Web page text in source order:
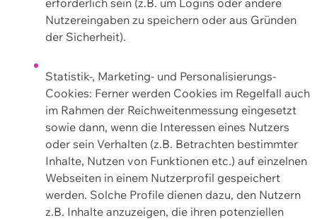
erforderlich sein (z.B. um Logins oder andere
Nutzereingaben zu speichern oder aus Gründen
der Sicherheit).
Statistik-, Marketing- und Personalisierungs-
Cookies: Ferner werden Cookies im Regelfall auch
im Rahmen der Reichweitenmessung eingesetzt
sowie dann, wenn die Interessen eines Nutzers
oder sein Verhalten (z.B. Betrachten bestimmter
Inhalte, Nutzen von Funktionen etc.) auf einzelnen
Webseiten in einem Nutzerprofil gespeichert
werden. Solche Profile dienen dazu, den Nutzern
z.B. Inhalte anzuzeigen, die ihren potenziellen